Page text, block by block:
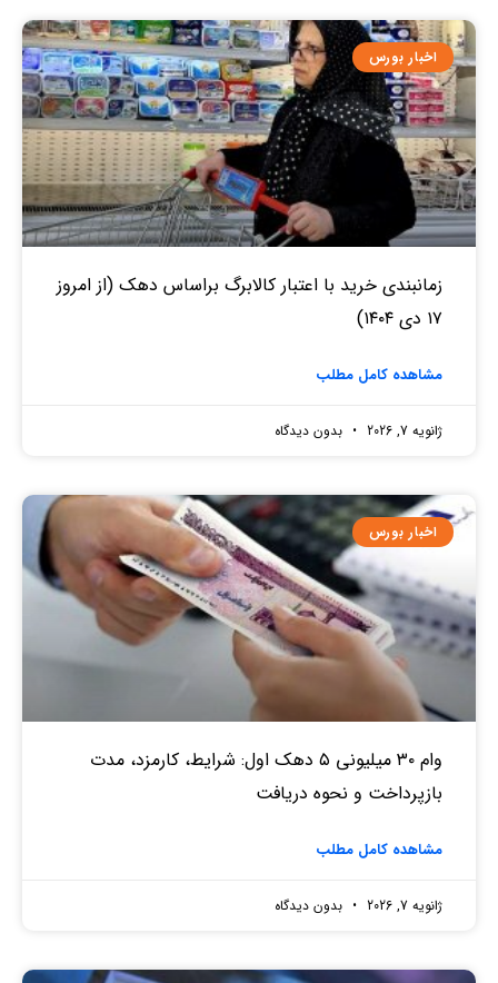
اخبار بورس
زمانبندی خرید با اعتبار کالابرگ براساس دهک (از امروز
۱۷ دی ۱۴۰۴)
مشاهده کامل مطلب
ژانویه 7, 2026 بدون دیدگاه
اخبار بورس
وام ۳۰ میلیونی ۵ دهک اول: شرایط، کارمزد، مدت
بازپرداخت و نحوه دریافت
مشاهده کامل مطلب
ژانویه 7, 2026 بدون دیدگاه